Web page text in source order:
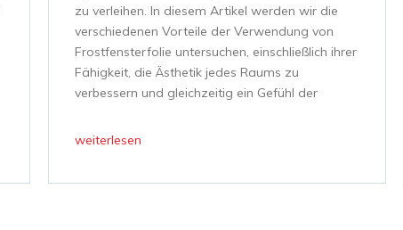
zu verleihen. In diesem Artikel werden wir die
verschiedenen Vorteile der Verwendung von
Frostfensterfolie untersuchen, einschließlich ihrer
Fähigkeit, die Ästhetik jedes Raums zu
verbessern und gleichzeitig ein Gefühl der
auch
weiterlesen